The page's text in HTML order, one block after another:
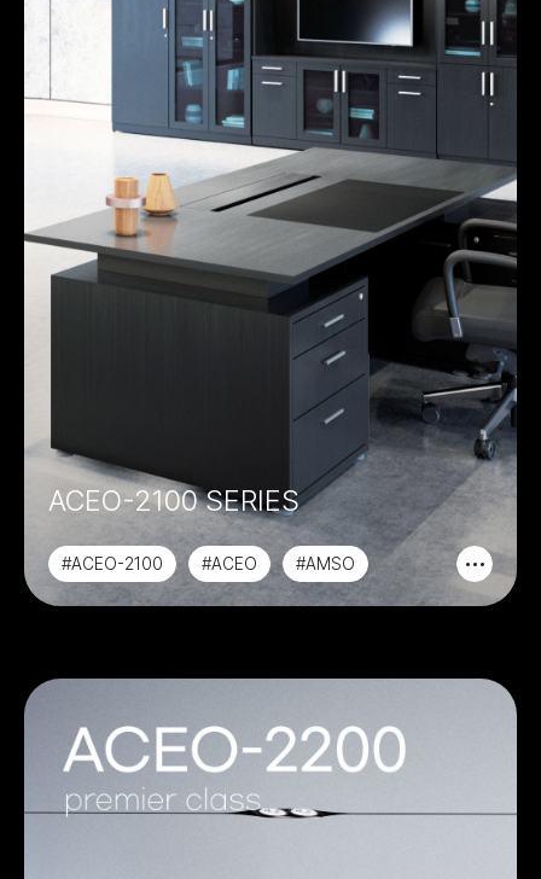
ACEO-2100 SERIES
#ACEO-2100 #ACEO
#AMSO
#PREMIER CLASS